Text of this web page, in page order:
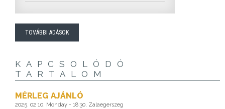
TOVÁBBI ADÁSOK
KAPCSOLÓDÓ
TARTALOM
MÉRLEG AJÁNLÓ
2025. 02 10. Monday - 18:30, Zalaegerszeg